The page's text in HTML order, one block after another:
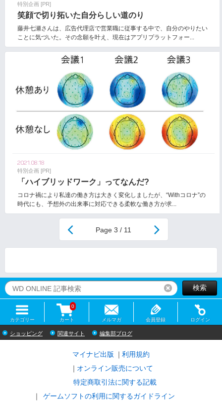
特別企画 [PR]
笑顔で切り拓いた自分らしい道のり
藤井七瀬さんは、広告代理店で営業職に従事する中で、自分のやりたい
ことに気づいた。その念願を叶え、現在はアプリプラットフォー...
2021.08.18
特別企画 [PR]
「ハイブリッドワーク」ってなんだ?
コロナ禍により私達の働き方は大きく変化しましたが、“Withコロナ”の
時代にも、予想外の出来事に対応できる柔軟な働き方が求...
3 / 11
リセット検索
カテゴリー カート
0
メルマガ 会員登録 ログイン
ショッピング 関連サイト 編集部ブログ
マイナビ出版
利用規約
オンライン販売について
特定商取引法に関する記載
ゲームソフトの利用に関するガイドライン